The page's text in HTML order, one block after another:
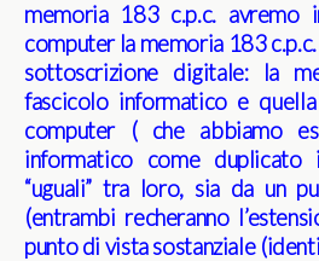
memoria 183 c.p.c. avremo
computer la memoria 183
sottoscrizione digitale: la
fascicolo informatico e
computer ( che abbiamo
informatico come duplicato
“uguali” tra loro, sia da un
(entrambi recheranno
punto di vista sostanziale